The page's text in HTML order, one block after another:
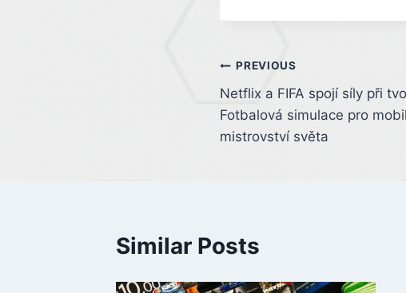
Post
navigation
PREVIOUS
Netflix a FIFA spojí síly při
Fotbalová simulace pro
mistrovství světa
Similar Posts